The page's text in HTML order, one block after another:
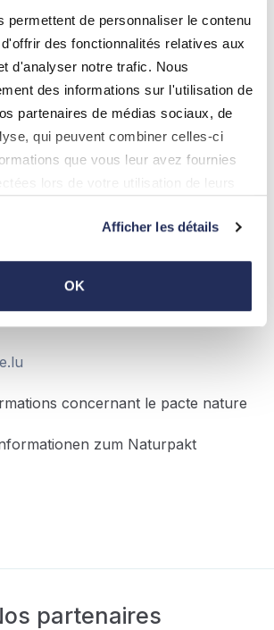
permettent de personnaliser le contenu
des fonctionnalités relatives aux
d'analyser notre trafic. Nous
des informations sur l'utilisation de
partenaires de médias sociaux, de
qui peuvent combiner celles-ci
que vous leur avez fournies
lors de votre utilisation de leurs
Afficher les détails
OK
la Klima-Agence dans le cadre du
Agence im Rahmen des
concernant le pacte nature
zum Naturpakt
partenaires